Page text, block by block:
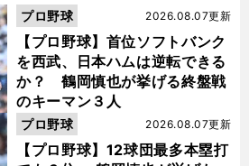
【プロ野球】首位ソフトバンク
を西武、日本ハムは逆転できる
か？ 鶴岡慎也が挙げる終盤戦
のキーマン３人
2026.08.07更新
プロ野球
【プロ野球】12球団最多本塁打
2026.08.07更新
プロ野球